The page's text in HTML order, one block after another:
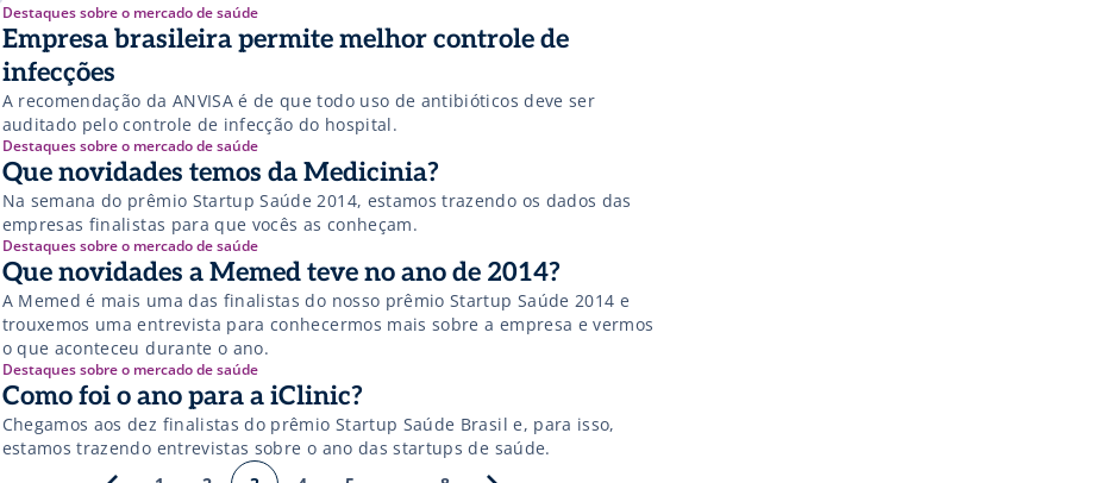
Destaques sobre o mercado de saúde
Empresa brasileira permite melhor controle de
infecções
A recomendação da ANVISA é de que todo uso de antibióticos deve ser
auditado pelo controle de infecção do hospital.
Destaques sobre o mercado de saúde
Que novidades temos da Medicinia?
Na semana do prêmio Startup Saúde 2014, estamos trazendo os dados das
empresas finalistas para que vocês as conheçam.
Destaques sobre o mercado de saúde
Que novidades a Memed teve no ano de 2014?
A Memed é mais uma das finalistas do nosso prêmio Startup Saúde 2014 e
trouxemos uma entrevista para conhecermos mais sobre a empresa e vermos
o que aconteceu durante o ano.
Destaques sobre o mercado de saúde
Como foi o ano para a iClinic?
Chegamos aos dez finalistas do prêmio Startup Saúde Brasil e, para isso,
estamos trazendo entrevistas sobre o ano das startups de saúde.